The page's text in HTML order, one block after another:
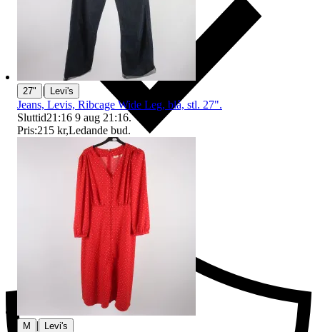
Ersättning om du inte får din vara
27" | Levi's
Jeans, Levis, Ribcage Wide Leg, blå, stl. 27".
Sluttid21:16 9 aug 21:16.
Pris:215 kr,Ledande bud.
M | Levi's